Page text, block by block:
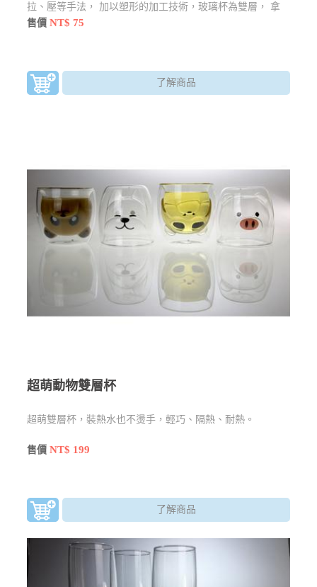
拉、壓等手法， 加以塑形的加工技術，玻璃杯為雙層， 拿
取時不燙手
售價NT$ 75
了解商品
超萌動物雙層杯
超萌雙層杯，裝熱水也不燙手，輕巧、隔熱、耐熱。
售價NT$ 199
了解商品